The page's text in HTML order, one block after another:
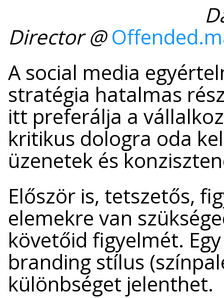
Director @
A social media
stratégia hatalmas
itt preferálja a
kritikus dologra oda
üzenetek és
Először is, tetszetős,
elemekre van
követőid figyelmét.
branding stílus
különbséget jelenthet.